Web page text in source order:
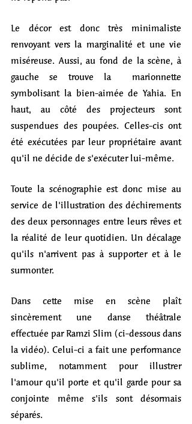
Le décor est donc très minimaliste
renvoyant vers la marginalité et une vie
miséreuse. Aussi, au fond de la scène, à
gauche se trouve la  marionnette
symbolisant la bien-aimée de Yahia. En
haut, au côté des projecteurs sont
suspendues des poupées. Celles-cis ont
été exécutées par leur propriétaire avant
qu'il ne décide de s'exécuter lui-même.
Toute la scénographie est donc mise au
service de l'illustration des déchirements
des deux personnages entre leurs rêves et
la réalité de leur quotidien. Un décalage
qu'ils n'arrivent pas à supporter et à le
surmonter.
Dans cette mise en scène plaît
sincèrement une danse théâtrale
effectuée par Ramzi Slim (ci-dessous dans
la vidéo). Celui-ci a fait une performance
sublime, notamment pour illustrer
l'amour qu'il porte et qu'il garde pour sa
conjointe même s'ils sont désormais
séparés.